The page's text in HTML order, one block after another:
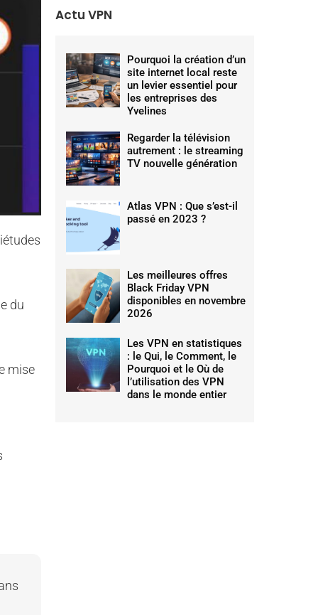
du
mise
Actu VPN
Pourquoi la création d’un
site internet local reste
un levier essentiel pour
les entreprises des
Yvelines
Regarder la télévision
autrement : le streaming
TV nouvelle génération
Atlas VPN : Que s’est-il
passé en 2023 ?
Les meilleures offres
Black Friday VPN
disponibles en novembre
2026
Les VPN en statistiques
: le Qui, le Comment, le
Pourquoi et le Où de
l’utilisation des VPN
dans le monde entier